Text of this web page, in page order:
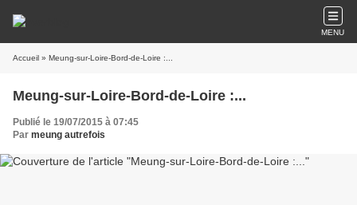
MENU
Accueil » Meung-sur-Loire-Bord-de-Loire :...
Meung-sur-Loire-Bord-de-Loire :...
Publié le 19/07/2015 à 07:45
Par meung autrefois